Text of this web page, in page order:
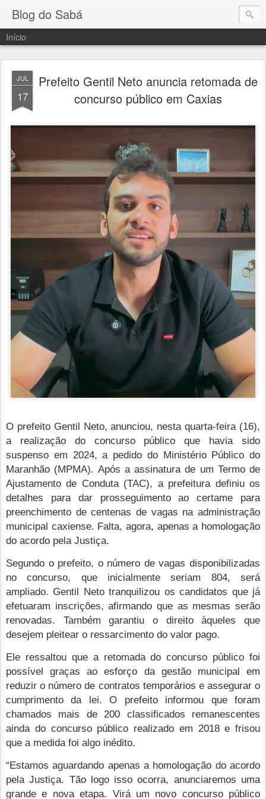
Blog do Sabá
Início
JUL
17
Prefeito Gentil Neto anuncia retomada de
concurso público em Caxias
O prefeito Gentil Neto, anunciou, nesta quarta-feira (16),
a realização do concurso público que havia sido
suspenso em 2024, a pedido do Ministério Público do
Maranhão (MPMA). Após a assinatura de um Termo de
Ajustamento de Conduta (TAC), a prefeitura definiu os
detalhes para dar prosseguimento ao certame para
preenchimento de centenas de vagas na administração
municipal caxiense. Falta, agora, apenas a homologação
do acordo pela Justiça.
Segundo o prefeito, o número de vagas disponibilizadas
no concurso, que inicialmente seriam 804, será
ampliado. Gentil Neto tranquilizou os candidatos que já
efetuaram inscrições, afirmando que as mesmas serão
renovadas. Também garantiu o direito àqueles que
desejem pleitear o ressarcimento do valor pago.
Ele ressaltou que a retomada do concurso público foi
possível graças ao esforço da gestão municipal em
reduzir o número de contratos temporários e assegurar o
cumprimento da lei. O prefeito informou que foram
chamados mais de 200 classificados remanescentes
ainda do concurso público realizado em 2018 e frisou
que a medida foi algo inédito.
“Estamos aguardando apenas a homologação do acordo
pela Justiça. Tão logo isso ocorra, anunciaremos uma
grande e nova etapa. Virá um novo concurso público